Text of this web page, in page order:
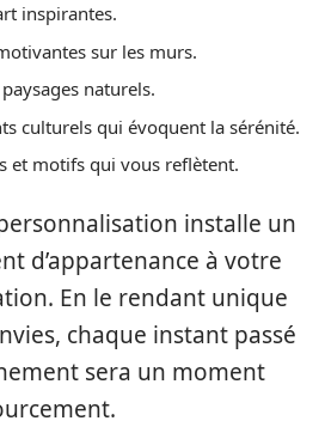
inspirantes.
sur les murs.
naturels.
culturels qui évoquent la sérénité.
et motifs qui vous reflètent.
installe un
d’appartenance à votre
En le rendant unique
chaque instant passé
sera un moment